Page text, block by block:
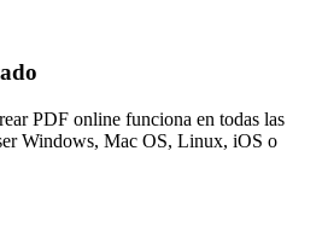
PDF online funciona en todas las
Windows, Mac OS, Linux, iOS o